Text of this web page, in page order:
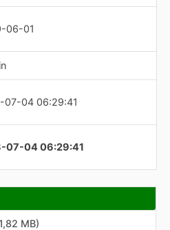
06-01
07-04 06:29:41
07-04 06:29:41
MB)